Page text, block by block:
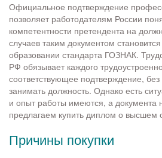
Официальное подтверждение
позволяет работодателям России
компетентности претендента на
случаев таким документом
образовании стандарта ГОЗНАК.
РФ обязывает каждого
соответствующее подтверждение,
занимать должность. Однако есть
и опыт работы имеются, а документа
предлагаем купить диплом о высшем
Причины покупки